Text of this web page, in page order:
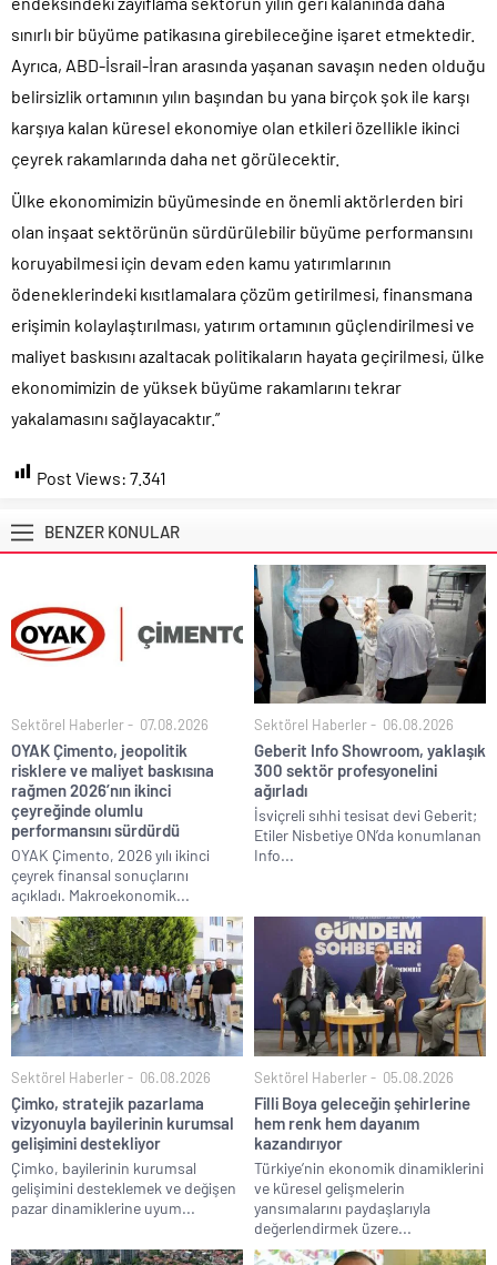
sınırlı bir büyüme patikasına girebileceğine işaret etmektedir.
Ayrıca, ABD-İsrail-İran arasında yaşanan savaşın neden olduğu
belirsizlik ortamının yılın başından bu yana birçok şok ile karşı
karşıya kalan küresel ekonomiye olan etkileri özellikle ikinci
çeyrek rakamlarında daha net görülecektir.
Ülke ekonomimizin büyümesinde en önemli aktörlerden biri
olan inşaat sektörünün sürdürülebilir büyüme performansını
koruyabilmesi için devam eden kamu yatırımlarının
ödeneklerindeki kısıtlamalara çözüm getirilmesi, finansmana
erişimin kolaylaştırılması, yatırım ortamının güçlendirilmesi ve
maliyet baskısını azaltacak politikaların hayata geçirilmesi, ülke
ekonomimizin de yüksek büyüme rakamlarını tekrar
yakalamasını sağlayacaktır.”
Post Views: 7.341
BENZER KONULAR
Sektörel Haberler 07.08.2026
OYAK Çimento, jeopolitik
risklere ve maliyet baskısına
rağmen 2026’nın ikinci
çeyreğinde olumlu
performansını sürdürdü
OYAK Çimento, 2026 yılı ikinci
çeyrek finansal sonuçlarını
açıkladı. Makroekonomik...
Sektörel Haberler 06.08.2026
Geberit Info Showroom, yaklaşık
300 sektör profesyonelini
ağırladı
İsviçreli sıhhi tesisat devi Geberit;
Etiler Nisbetiye ON’da konumlanan
Info...
Sektörel Haberler 06.08.2026
Çimko, stratejik pazarlama
vizyonuyla bayilerinin kurumsal
gelişimini destekliyor
Çimko, bayilerinin kurumsal
gelişimini desteklemek ve değişen
pazar dinamiklerine uyum...
Sektörel Haberler 05.08.2026
Filli Boya geleceğin şehirlerine
hem renk hem dayanım
kazandırıyor
Türkiye’nin ekonomik dinamiklerini
ve küresel gelişmelerin
yansımalarını paydaşlarıyla
değerlendirmek üzere...